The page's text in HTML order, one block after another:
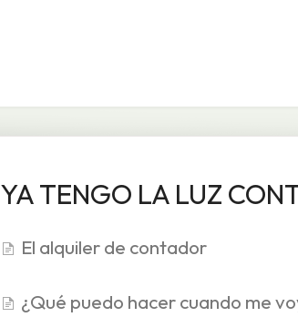
YA TENGO LA LUZ
El alquiler de contador
¿Qué puedo hacer cuando me